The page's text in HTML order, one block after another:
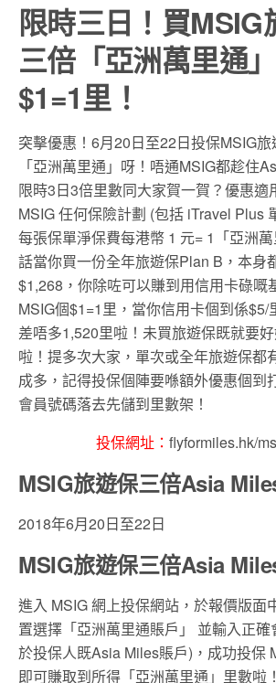
限時三日！買MSIG
三倍「亞洲萬里通
$1=1里！
突擊優惠！6月20日至22日投保MSIG
「亞洲萬里通」呀！唔通MSIG都趁住
限時3日3倍里數同大家賀一賀？優惠適
MSIG 任何保險計劃 (包括 iTravel Plus
每張保單淨保費每港幣 1 元= 1「亞洲
話當你買一份全年旅遊保Plan B，本身
$1,268，你除咗可以賺到用信用卡碌嘅
MSIG個$1=1里，當你信用卡個到係$5/
差唔多1,520里啦！未買旅遊保既就要
啦！提多次大家，單次或全年旅遊保都
成多，記得投保個陣要喺額外優惠個到
會員號碼落去先儲到里數架！
投保網址： flyformiles.hk/
MSIG旅遊保三倍Asia
2018年6月20日至22日
MSIG旅遊保三倍Asia
進入 MSIG網上投保網站，於報價版面
置選擇「亞洲萬里通賬戶」 並輸入正確
於投保人既Asia Miles賬戶)，成功投保
即可賺取到所得「亞洲萬里通」里數啦！